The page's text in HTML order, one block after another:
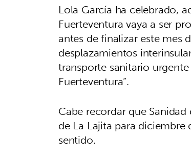
Lola García ha celebrado,
Fuerteventura vaya a ser
antes de finalizar este mes
desplazamientos
transporte sanitario
Fuerteventura”.
Cabe recordar que
de La Lajita para
sentido.